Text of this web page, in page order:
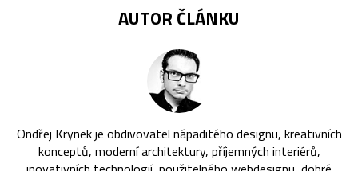
AUTOR ČLÁNKU
Ondřej Krynek je obdivovatel nápaditého designu, kreativních
konceptů, moderní architektury, příjemných interiérů,